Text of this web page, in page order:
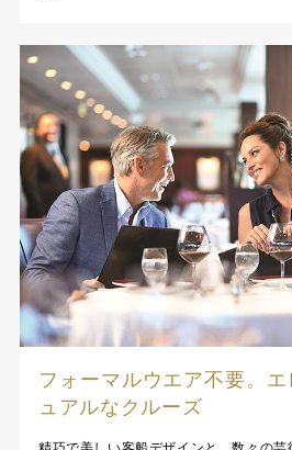
フォーマルウエア不要。
ュアルなクルーズ